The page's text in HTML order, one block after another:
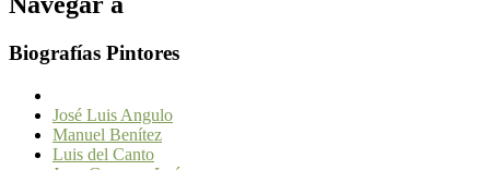
Biografías Pintores
José Luis Angulo
Manuel Benítez
Luis del Canto